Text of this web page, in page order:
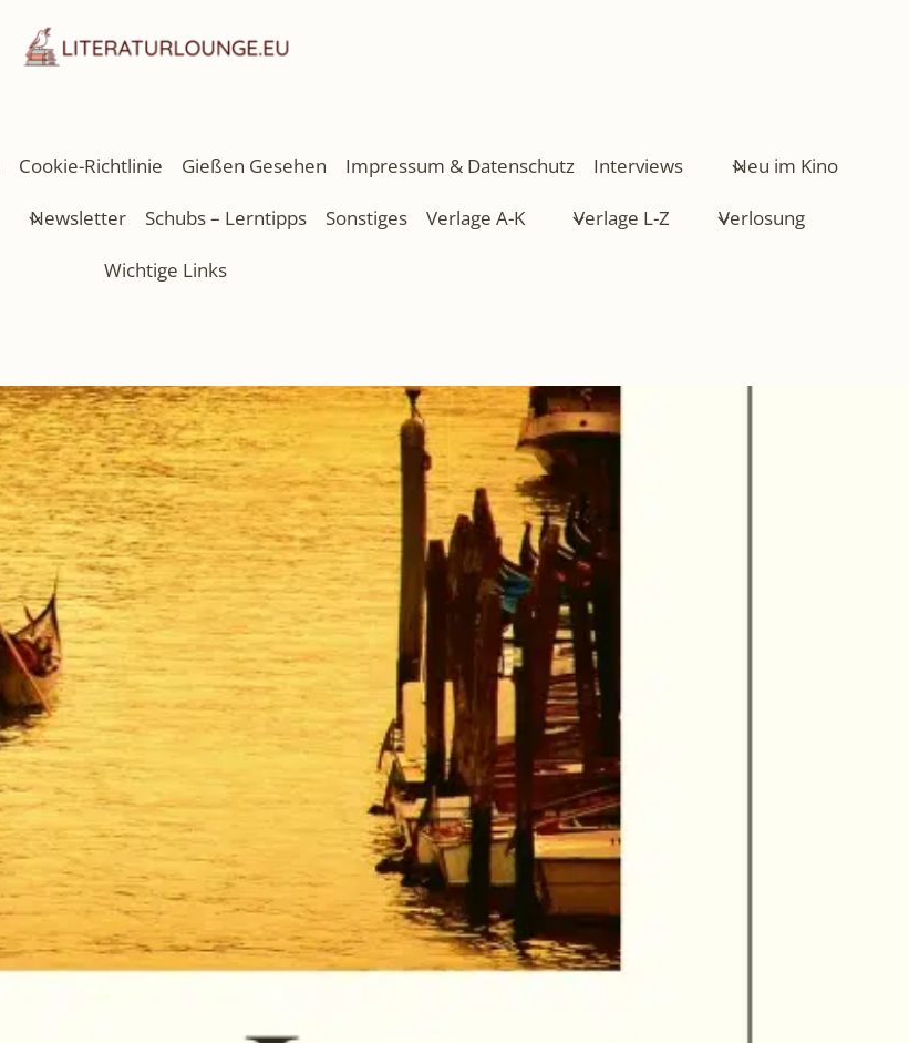
Cookie-Richtlinie Gießen Gesehen Impressum & Datenschutz Interviews Neu im Kino
Newsletter Schubs – Lerntipps Sonstiges Verlage A-K Verlage L-Z Verlosung
Wichtige Links